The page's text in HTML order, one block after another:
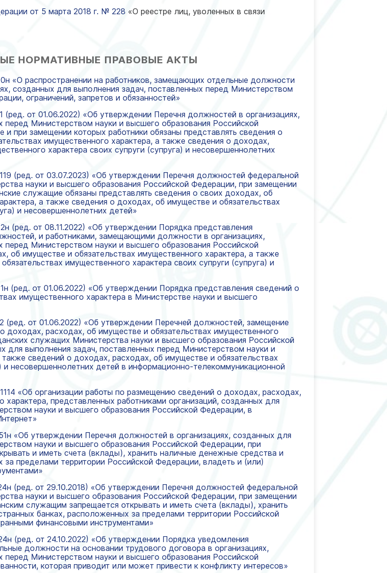
от 5 марта 2018 г. № 228 «О реестре лиц, уволенных в связи
НОРМАТИВНЫЕ ПРАВОВЫЕ АКТЫ
«О распространении на работников, замещающих отдельные должности
созданных для выполнения задач, поставленных перед Министерством
ограничений, запретов и обязанностей»
(ред. от 01.06.2022) «Об утверждении Перечня должностей в организациях,
Министерством науки и высшего образования Российской
при замещении которых работники обязаны представлять сведения о
имущественного характера, а также сведения о доходах,
характера своих супруги (супруга) и несовершеннолетних
(ред. от 03.07.2023) «Об утверждении Перечня должностей федеральной
науки и высшего образования Российской Федерации, при замещении
служащие обязаны представлять сведения о своих доходах, об
а также сведения о доходах, об имуществе и обязательствах
и несовершеннолетних детей»
(ред. от 08.11.2022) «Об утверждении Порядка представления
и работниками, замещающими должности в организациях,
Министерством науки и высшего образования Российской
об имуществе и обязательствах имущественного характера, а также
имущественного характера своих супруги (супруга) и
(ред. от 01.06.2022) «Об утверждении Порядка представления сведений о
имущественного характера в Министерстве науки и высшего
(ред. от 01.06.2022) «Об утверждении Перечней должностей, замещение
доходах, расходах, об имуществе и обязательствах имущественного
служащих Министерства науки и высшего образования Российской
для выполнения задач, поставленных перед Министерством науки и
сведений о доходах, расходах, об имуществе и обязательствах
и несовершеннолетних детей в информационно-телекоммуникационной
«Об организации работы по размещению сведений о доходах, расходах,
представленных работниками организаций, созданных для
науки и высшего образования Российской Федерации, в
«Об утверждении Перечня должностей в организациях, созданных для
науки и высшего образования Российской Федерации, при
и иметь счета (вклады), хранить наличные денежные средства и
пределами территории Российской Федерации, владеть и (или)
(ред. от 29.10.2018) «Об утверждении Перечня должностей федеральной
науки и высшего образования Российской Федерации, при замещении
служащим запрещается открывать и иметь счета (вклады), хранить
банках, расположенных за пределами территории Российской
финансовыми инструментами»
(ред. от 24.10.2022) «Об утверждении Порядка уведомления
должности на основании трудового договора в организациях,
Министерством науки и высшего образования Российской
которая приводит или может привести к конфликту интересов»